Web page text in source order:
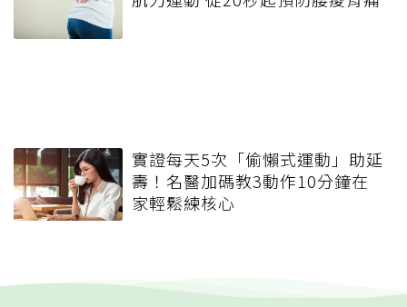
實證每天5次「偷懶式運動」助延
壽！名醫加碼教3動作10分鐘在
家輕鬆練核心